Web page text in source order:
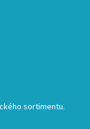
sortimentu.